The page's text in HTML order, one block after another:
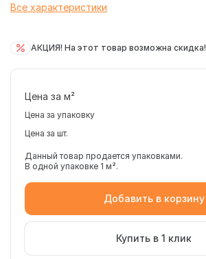
Все характеристики
АКЦИЯ! На этот товар возможна скидка!
Цена за м²
Цена за упаковку
Цена за шт.
Данный товар продается упаковками.
В одной упаковке 1 м².
Добавить в корзину
Купить в 1 клик